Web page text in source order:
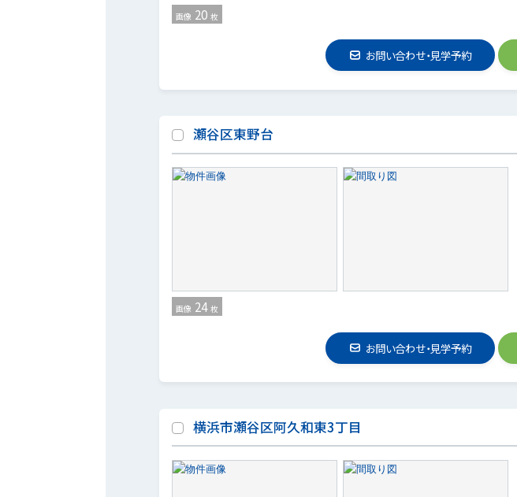
画像 20 枚
お問い合わせ・見学予約
瀬谷区東野台
画像 24 枚
お問い合わせ・見学予約
横浜市瀬谷区阿久和東3丁目